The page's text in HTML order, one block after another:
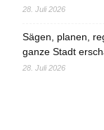
28. Juli 2026
Sägen, planen,
ganze Stadt
28. Juli 2026